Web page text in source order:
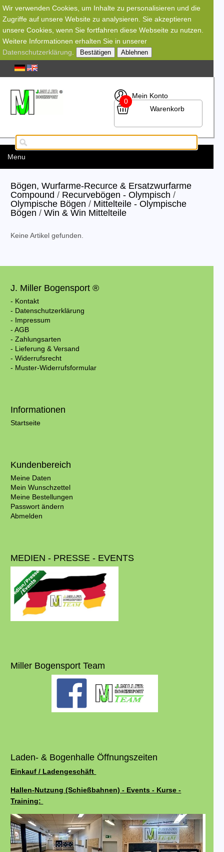
Wir verwenden Cookies, um Inhalte zu personalisieren und die
Zugriffe auf unsere Website zu analysieren. Sie akzeptieren
unsere Cookies, wenn Sie fortfahren diese Webseite zu nutzen.
Weitere Informationen erhalten Sie in unserer
Datenschutzerklärung
Bestätigen Ablehnen
Mein Konto
0
Warenkorb
Menu
Bögen, Wurfarme-Recurce & Ersatzwurfarme
Compound / Recurvebögen - Olympisch /
Olympische Bögen / Mittelteile - Olympische
Bögen /Win & Win Mittelteile
Keine Artikel gefunden.
J. Miller Bogensport ®
- Kontakt
- Datenschutzerklärung
- Impressum
- AGB
- Zahlungsarten
- Lieferung & Versand
- Widerrufsrecht
- Muster-Widerrufsformular
Informationen
Startseite
Kundenbereich
Meine Daten
Mein Wunschzettel
Meine Bestellungen
Passwort ändern
Abmelden
MEDIEN - PRESSE - EVENTS
Miller Bogensport Team
Laden- & Bogenhalle Öffnungszeiten
Einkauf / Ladengeschäft
Hallen-Nutzung (Schießbahnen) - Events - Kurse -
Training: